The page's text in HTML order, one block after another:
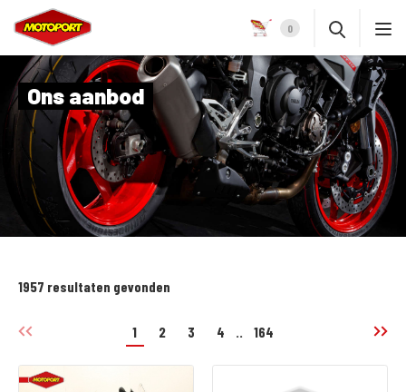
0
Ons aanbod
1957 resultaten gevonden
1 2 3 4 .. 164